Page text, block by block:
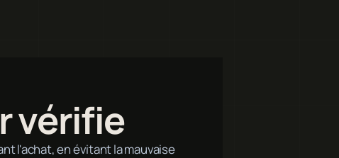
vérifie
l'achat, en évitant la mauvaise